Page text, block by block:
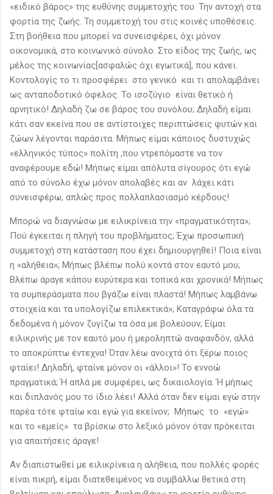
«ειδικό βάρος» της ευθύνης συμμετοχής του. Την αντοχή στα
φορτία της ζωής. Τη συμμετοχή του στις κοινές υποθέσεις.
Στη βοήθεια που μπορεί να συνεισφέρει, όχι μόνον
οικονομικά, στο κοινωνικό σύνολο. Στο είδος της ζωής, ως
μέλος της κοινωνίας[ασφαλώς όχι εγωτικά], που κάνει.
Κοντολογίς το τι προσφέρει στο γενικό και τι απολαμβάνει
ως ανταποδοτικό όφελος. Το ισοζύγιο είναι θετικό ή
αρνητικό! Δηλαδή ζω σε βάρος του συνόλου; Δηλαδή είμαι
κάτι σαν εκείνα που σε αντίστοιχες περιπτώσεις φυτών και
ζώων λέγονται παράσιτα. Μήπως είμαι κάποιος δυστυχώς
«ελληνικός τύπος» πολίτη ,που ντρεπόμαστε να τον
αναφέρουμε εδώ! Μήπως είμαι απόλυτα σίγουρος ότι εγώ
από το σύνολο έχω μόνον απολαβές και αν λάχει κάτι
συνεισφέρω, απλώς προς πολλαπλασιασμό κέρδους!
Μπορώ να διαγνώσω με ειλικρίνεια την «πραγματικότητα»;
Πού έγκειται η πληγή του προβλήματος; Έχω προσωπική
συμμετοχή στη κατάσταση που έχει δημιουργηθεί! Ποια είναι
η «αλήθεια»; Μήπως βλέπω πολύ κοντά στον εαυτό μου;
Βλέπω άραγε κάπου ευρύτερα και τοπικά και χρονικά! Μήπως
τα συμπεράσματα που βγάζω είναι πλαστά! Μήπως λαμβάνω
στοιχεία και τα υπολογίζω επιλεκτικά»; Καταγράφω όλα τα
δεδομένα ή μόνον ζυγίζω τα όσα με βολεύουν; Είμαι
ειλικρινής με τον εαυτό μου ή μεροληπτώ αναφανδόν, αλλά
το αποκρύπτω έντεχνα! Όταν λέω ανοιχτά ότι ξέρω ποιος
φταίει! Δηλαδή, φταίνε μόνον οι «άλλοι»! Το εννοώ
πραγματικά; Ή απλά με συμφέρει, ως δικαιολογία. Ή μήπως
και διπλανός μου το ίδιο λέει! Αλλά όταν δεν είμαι εγώ στην
παρέα τότε φταίω και εγώ για εκείνον; Μήπως το «εγώ»
και το «εμείς» τα βρίσκω στο λεξικό μόνον όταν πρόκειται
για απαιτήσεις άραγε!
Αν διαπιστωθεί με ειλικρίνεια η αλήθεια, που πολλές φορές
είναι πικρή, είμαι διατεθειμένος να συμβάλλω θετικά στη